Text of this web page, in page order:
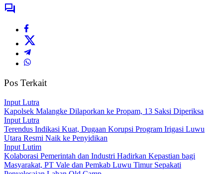
Pos Terkait
Input Lutra
Kapolsek Malangke Dilaporkan ke Propam, 13 Saksi Diperiksa
Input Lutra
Terendus Indikasi Kuat, Dugaan Korupsi Program Irigasi Luwu
Utara Resmi Naik ke Penyidikan
Input Lutim
Kolaborasi Pemerintah dan Industri Hadirkan Kepastian bagi
Masyarakat, PT Vale dan Pemkab Luwu Timur Sepakati